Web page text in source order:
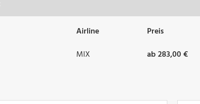
Airline Preis
MIX ab 283,00 €